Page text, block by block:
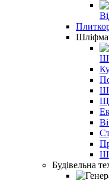
Будівельна